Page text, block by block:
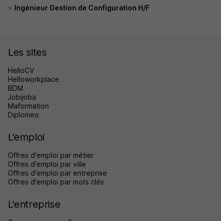
Ingénieur Gestion de Configuration H/F
Les sites
HelloCV
Helloworkplace
BDM
Jobijoba
Maformation
Diplomeo
L'emploi
Offres d'emploi par métier
Offres d'emploi par ville
Offres d'emploi par entreprise
Offres d'emploi par mots clés
L'entreprise